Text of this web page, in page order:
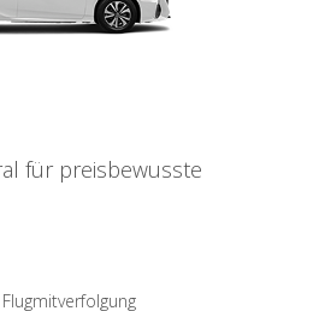
für preisbewusste